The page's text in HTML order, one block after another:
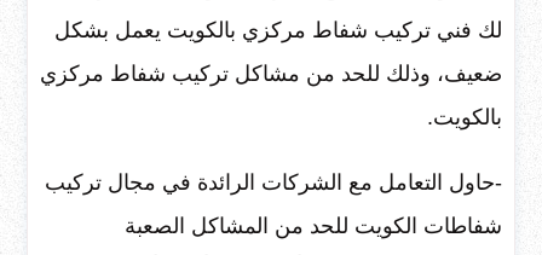
لك فني تركيب شفاط مركزي بالكويت يعمل بشكل
ضعيف، وذلك للحد من مشاكل تركيب شفاط مركزي
بالكويت.
-حاول التعامل مع الشركات الرائدة في مجال تركيب
شفاطات الكويت للحد من المشاكل الصعبة